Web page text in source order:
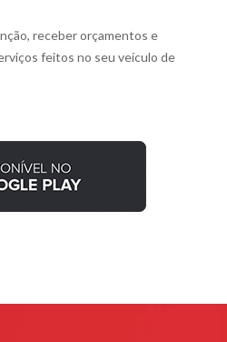
receber orçamentos e
feitos no seu veículo de